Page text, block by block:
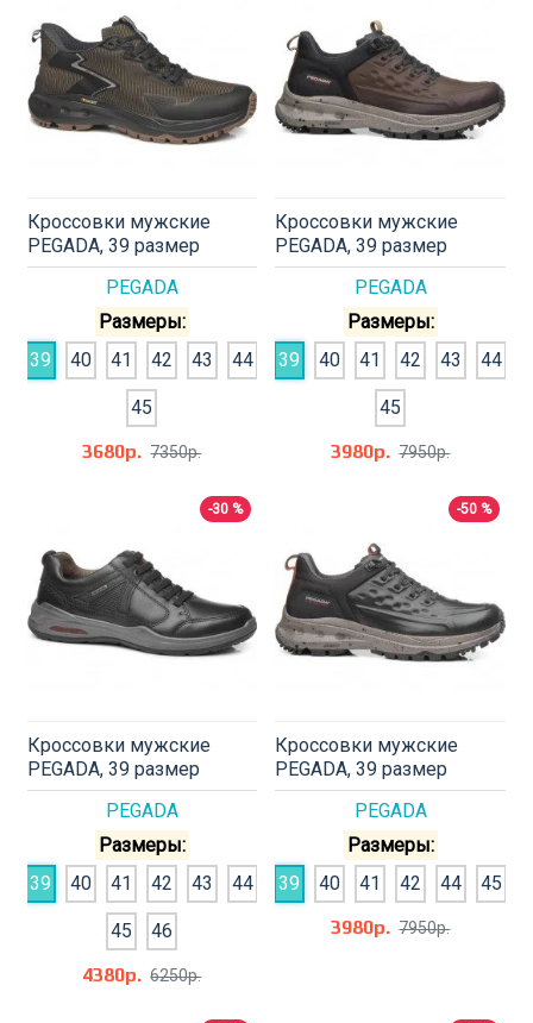
PEGADA
Кроссовки мужские
PEGADA, 39 размер
Размеры:
39
40 41 42 43 44
45
3680р. 7350р.
PEGADA
Кроссовки мужские
PEGADA, 39 размер
Размеры:
39
40 41 42 43 44
45
3980р. 7950р.
-30 %
PEGADA
Кроссовки мужские
PEGADA, 39 размер
Размеры:
39
40 41 42 43 44
45
46
4380р. 6250р.
-50 %
PEGADA
Кроссовки мужские
PEGADA, 39 размер
Размеры:
39
40 41 42 44
45
3980р. 7950р.